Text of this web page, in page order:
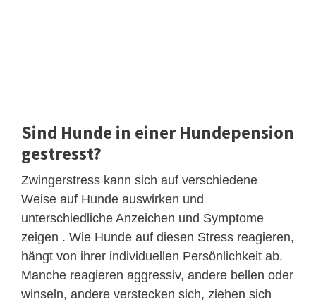
Sind Hunde in einer Hundepension
gestresst?
Zwingerstress kann sich auf verschiedene
Weise auf Hunde auswirken und
unterschiedliche Anzeichen und Symptome
zeigen . Wie Hunde auf diesen Stress reagieren,
hängt von ihrer individuellen Persönlichkeit ab.
Manche reagieren aggressiv, andere bellen oder
winseln, andere verstecken sich, ziehen sich